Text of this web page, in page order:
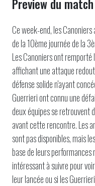
Preview du match
Ce week-end, les
de la 10ème journée de la
Les Canoniers ont
affichant une attaque
défense solide n'ayant
Guerrieri ont connu une
deux équipes se retrouvent
avant cette rencontre. Les
sont pas disponibles, mais
base de leurs
intéressant à suivre pour
leur lancée ou si les